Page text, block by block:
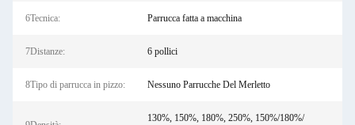
6Tecnica: Parrucca fatta a macchina
7Distanze: 6 pollici
8Tipo di parrucca in pizzo: Nessuno Parrucche Del Merletto
130%, 150%, 180%, 250%, 150%/180%/